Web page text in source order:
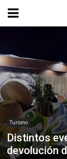
Turismo
Distintos
devolución